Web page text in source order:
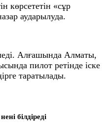
көрсететін «сұр
аударылуда.
Алғашында Алматы,
пилот ретінде іске
таратылады.
білдіреді